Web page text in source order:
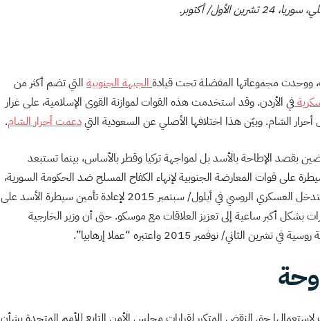
أكتوبر.
ووحدت مجموعاتها المفضلة تحت قيادة الجبهة الجنوبية التي تضم أكثر من
في الأردن. وقد استخدمت هذه القوات لموازنة القوى الإسلامية، على غرار
الشام. وبيّن هذا اختلافها الأصلي عن السعودية التيدعمتأحرار الشام.
بقصد الإطاحة بالأسد بل لمواجهة تركيا وقطر بالأساس، بينما تستبعد
على قوات المعارضة الجنوبية لإنهاء الكفاح المسلح ضد الحكومة السورية،
مع توجيه النفوذ بعيدًا عن منافسيها. بعد التدخل العسكري الروسي في أيلول/ سبتمبر 2015 لإعادة تأمين سيطرة الأسد على
بشكل أكبر ساعية إلى تعزيز العلاقات مع موسكو. حتى أن وزير الخارجية
الثاني/ نوفمبر 2015 واعتبره “عملا إرهابيا”.